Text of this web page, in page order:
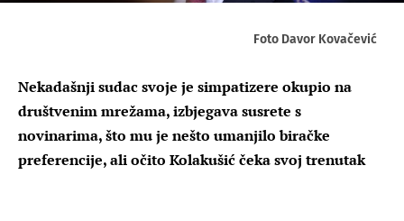
Foto Davor Kovačević
Nekadašnji sudac svoje je simpatizere okupio na
društvenim mrežama, izbjegava susrete s
novinarima, što mu je nešto umanjilo biračke
preferencije, ali očito Kolakušić čeka svoj trenutak